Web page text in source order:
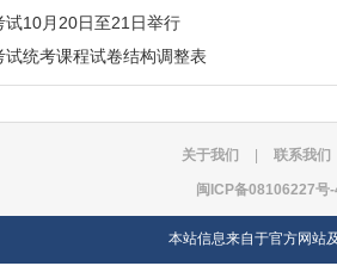
10月20日至21日举行
统考课程试卷结构调整表
关于我们 联系我们
闽ICP备08106227号
本站信息来自于官方网站